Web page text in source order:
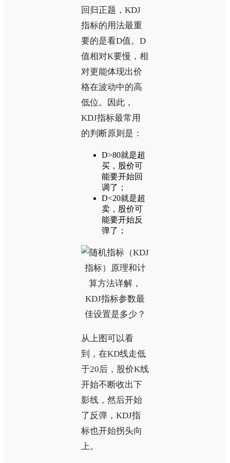
回归正题，KDJ
指标的用法最重
要的是看D值。D
值相对K要慢，相
对更能体现出价
格在波动中的高
低位。因此，
KDJ指标最常用
的判断原则是：
D>80就是超
买，股价可
能要开始回
调了；
D<20就是超
卖，股价可
能要开始反
弹了；
从上图可以看
到，在KD线走低
于20后，股价K线
开始不断收出下
影线，然后开始
了反弹，KDJ指
标也开始拐头向
上。